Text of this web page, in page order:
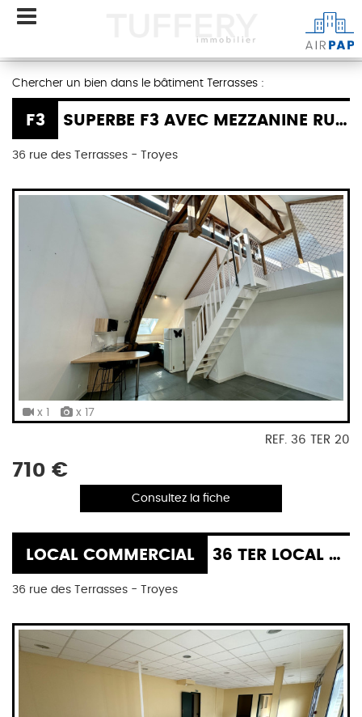
Chercher un bien dans le bâtiment Terrasses :
F3 SUPERBE F3 AVEC MEZZANINE RUE DES TERRASSES À TROYES
36 rue des Terrasses - Troyes
x 1 x 17
REF. 36 TER 20
710 €
Consultez la fiche
LOCAL COMMERCIAL 36 TER LOCAL COMMERCIAL
36 rue des Terrasses - Troyes